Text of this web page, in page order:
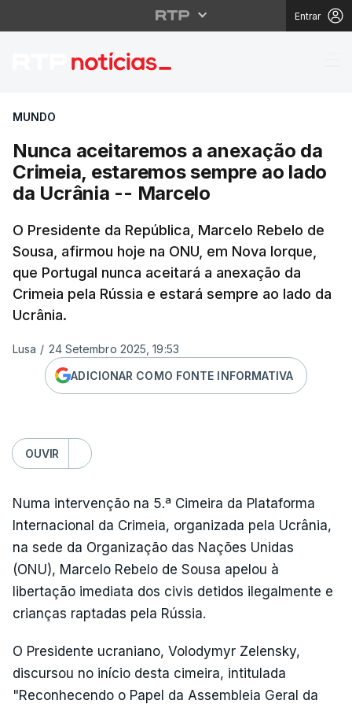
Entrar
Nunca aceitaremos a
MUNDO
Nunca aceitaremos a anexação da
Crimeia, estaremos sempre ao lado
da Ucrânia -- Marcelo
O Presidente da República, Marcelo Rebelo de
Sousa, afirmou hoje na ONU, em Nova Iorque,
que Portugal nunca aceitará a anexação da
Crimeia pela Rússia e estará sempre ao lado da
Ucrânia.
Lusa / 24 Setembro 2025, 19:53
ADICIONAR COMO FONTE INFORMATIVA
OUVIR
Numa intervenção na 5.ª Cimeira da Plataforma
Internacional da Crimeia, organizada pela Ucrânia,
na sede da Organização das Nações Unidas
(ONU), Marcelo Rebelo de Sousa apelou à
libertação imediata dos civis detidos ilegalmente e
crianças raptadas pela Rússia.
O Presidente ucraniano, Volodymyr Zelensky,
discursou no início desta cimeira, intitulada
"Reconhecendo o Papel da Assembleia Geral da